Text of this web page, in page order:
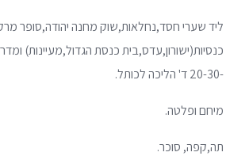
ליד שערי חסד,נחלאות,שוק מחנה יהודה,סופר
כנסיות(ישורון,עדס,בית כנסת הגדול,מעיינות)
-20-30 ד' הליכה לכותל.
מיחם ופלטה.
תה,קפה, סוכר.